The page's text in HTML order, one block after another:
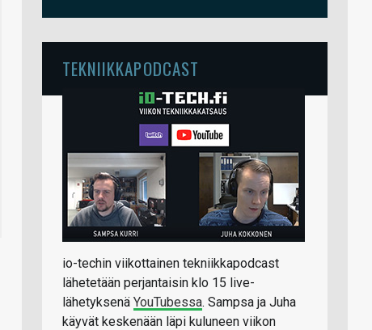
TEKNIIKKAPODCAST
io-techin viikottainen tekniikkapodcast
lähetetään perjantaisin klo 15 live-
lähetyksenä YouTubessa. Sampsa ja Juha
käyvät keskenään läpi kuluneen viikon